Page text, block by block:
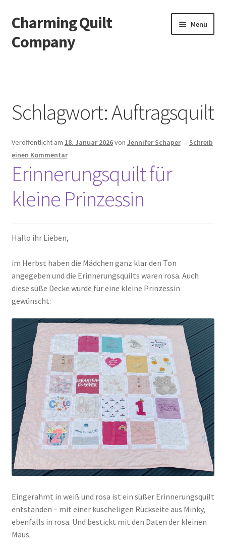
Zur
Navigation
springen
Zum
Inhalt
springen
Charming Quilt
Company
Menü
Blog
Datenschutzbelehrung
Datenschutzerklärung
Impressum
Mein Konto
Shop
Versandarten
Warenkorb
Widerrufsbelehrung
Zahlungsarten
Schlagwort:Auftragsquilt
Veröffentlicht am 18. Januar 2026von Jennifer Schaper— Schreib
einen Kommentar
Erinnerungsquilt für
kleine Prinzessin
Hallo ihr Lieben,
im Herbst haben die Mädchen ganz klar den Ton
angegeben und die Erinnerungsquilts waren rosa. Auch
diese süße Decke wurde für eine kleine Prinzessin
gewünscht:
Eingerahmt in weiß und rosa ist ein süßer Erinnerungsquilt
entstanden – mit einer kuscheligen Rückseite aus Minky,
ebenfalls in rosa. Und bestickt mit den Daten der kleinen
Maus.